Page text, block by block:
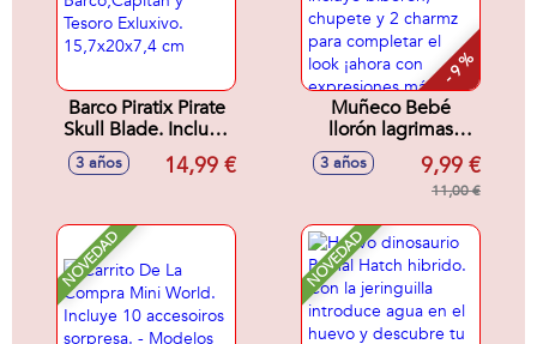
Barco Piratix Pirate
Skull Blade. Incluye
Barco,Capitán y
Tesoro Exluxivo.
3 años 14,99 €
- 9 %
Muñeco Bebé
llorón lagrimas
magicas charmz
incluye biberón,
chupete y 2 charmz
look ¡ahora con
expresiones más
realistas! (exp. 12) -
Modelos surtidos
3 años 9,99 €
11,00 €
NOVEDAD NOVEDAD